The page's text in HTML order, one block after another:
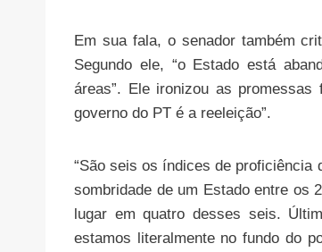
Em sua fala, o senador também
Segundo ele, “o Estado está
áreas”. Ele ironizou as
governo do PT é a reeleição”.
“São seis os índices de proficiência
sombridade de um Estado entre os
lugar em quatro desses seis.
estamos literalmente no fundo do